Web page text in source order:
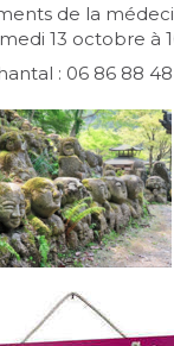
de la
13 octobre à
: 06 86 88